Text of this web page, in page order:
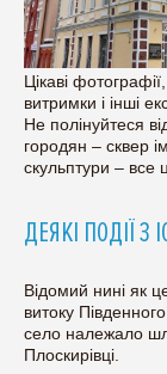
Цікаві
витримки і інші
Не полінуйтеся
городян – сквер
скульптури – все
ДЕЯКІ ПОДІЇ З
Відомий нині як
витоку
село належало
Плоскирівці.